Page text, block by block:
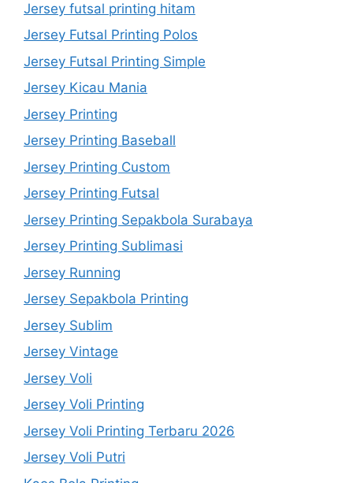
Jersey futsal printing hitam
Jersey Futsal Printing Polos
Jersey Futsal Printing Simple
Jersey Kicau Mania
Jersey Printing
Jersey Printing Baseball
Jersey Printing Custom
Jersey Printing Futsal
Jersey Printing Sepakbola Surabaya
Jersey Printing Sublimasi
Jersey Running
Jersey Sepakbola Printing
Jersey Sublim
Jersey Vintage
Jersey Voli
Jersey Voli Printing
Jersey Voli Printing Terbaru 2026
Jersey Voli Putri